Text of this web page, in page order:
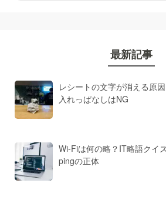
最新記事
レシートの文字が消える原
入れっぱなしはNG
Wi-Fiは何の略？IT略語クイ
pingの正体